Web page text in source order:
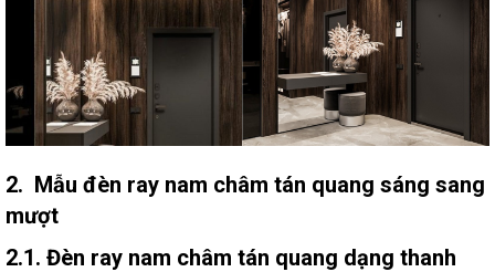
2. Mẫu đèn ray nam châm tán quang sáng sang
mượt
2.1. Đèn ray nam châm tán quang dạng thanh